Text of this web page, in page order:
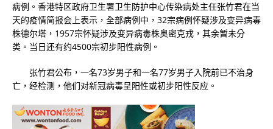
病例。香港特区政府卫生署卫生防护中心传染病处主任张竹君在当
天的疫情简报会上表示，全部病例中，32宗病例怀疑涉及变异病毒
株德尔塔，1957宗怀疑涉及变异病毒株奥密克戎，其余暂未分
类。当日还有约4500宗初步阳性病例。
张竹君公布，一名73岁男子和一名77岁男子入院前已不治身
亡，经检测，他们对新冠病毒呈阳性或初步阳性反应。